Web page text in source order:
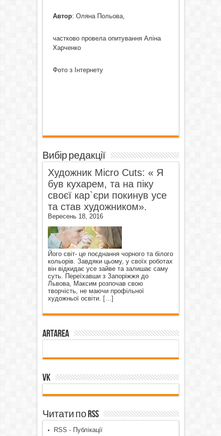
Автор: Оляна Польова,
частково провела опитування Аліна
Харченко
Фото з Інтернету
Вибір редакції
Художник Micro Cuts: « Я
був кухарем, та на піку
своєї кар`єри покинув усе
та став художником».
Вересень 18, 2016
Його світ- це поєднання чорного та білого
кольорів. Завдяки цьому, у своїх роботах
він відкидає усе зайве та залишає саму
суть. Переїхавши з Запоріжжя до
Львова, Максим розпочав свою
творчість, не маючи профільної
художньої освіти. […]
ArtArea
VK
Читати по RSS
RSS - Публікації